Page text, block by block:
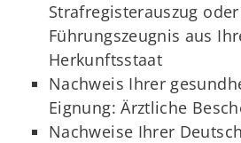
Strafregisterauszug oder
Führungszeugnis aus
Herkunftsstaat
Nachweis Ihrer
Eignung: Ärztliche
Nachweise Ihrer